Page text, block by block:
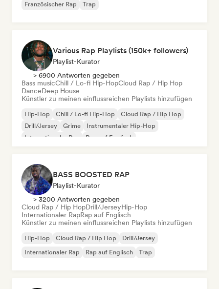
Französischer Rap
Trap
Various Rap Playlists (150k+ followers)
Playlist-Kurator
> 6900 Antworten gegeben
Bass musicChill / Lo-fi Hip-HopCloud Rap / Hip Hop
DanceDeep House
Künstler zu meinen einflussreichen Playlists hinzufügen
Hip-Hop Chill / Lo-fi Hip-Hop
Cloud Rap / Hip Hop
Drill/Jersey
Grime
Instrumentaler Hip-Hop
Internationaler Rap
Rap auf Englisch
BASS BOOSTED RAP
Playlist-Kurator
> 3200 Antworten gegeben
Cloud Rap / Hip HopDrill/JerseyHip-Hop
Internationaler RapRap auf Englisch
Künstler zu meinen einflussreichen Playlists hinzufügen
Hip-Hop Cloud Rap / Hip Hop
Drill/Jersey
Internationaler Rap
Rap auf Englisch Trap